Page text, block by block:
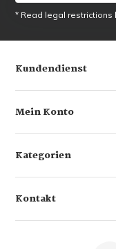
* Read legal restrictions
Kundendienst
Mein Konto
Kategorien
Kontakt